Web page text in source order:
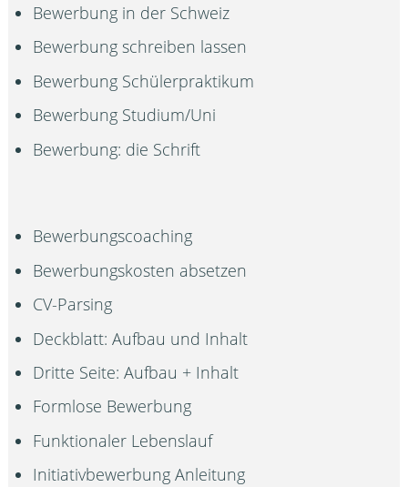
Bewerbung in der Schweiz
Bewerbung schreiben lassen
Bewerbung Schülerpraktikum
Bewerbung Studium/Uni
Bewerbung: die Schrift
Bewerbungscoaching
Bewerbungskosten absetzen
CV-Parsing
Deckblatt: Aufbau und Inhalt
Dritte Seite: Aufbau + Inhalt
Formlose Bewerbung
Funktionaler Lebenslauf
Initiativbewerbung Anleitung